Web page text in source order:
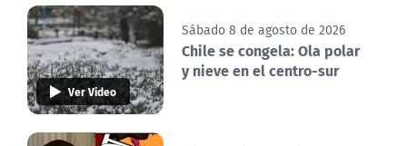
Ver Video
Sábado 8 de agosto de 2026
Chile se congela: Ola polar
y nieve en el centro-sur